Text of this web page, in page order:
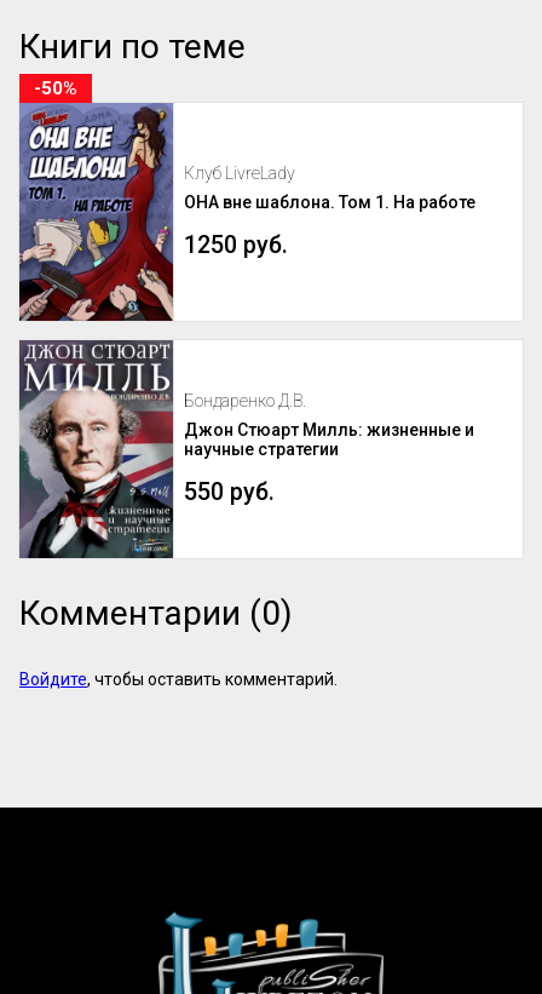
Книги по теме
Клуб LivreLady
ОНА вне шаблона. Том 1. На работе
1250 руб.
-50%
Бондаренко Д.В.
Джон Стюарт Милль: жизненные и
научные стратегии
550 руб.
Комментарии (0)
Войдите, чтобы оставить комментарий.